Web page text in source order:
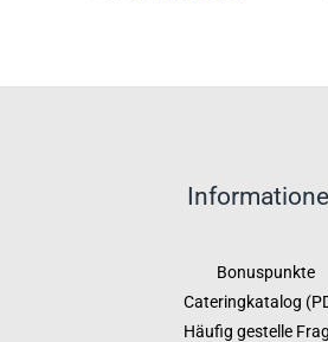
Bonuspunkte
Cateringkatalog
Häufig gestelle